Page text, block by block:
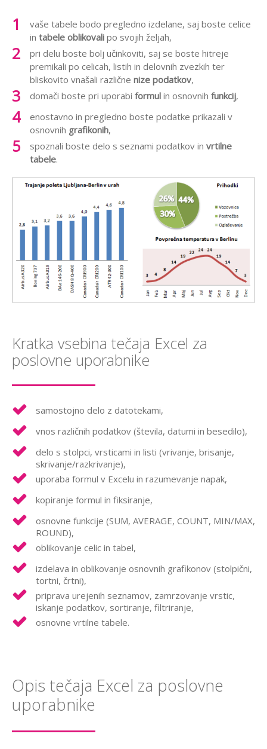
vaše tabele bodo pregledno izdelane, saj boste celice
in tabele oblikovali po svojih željah,
pri delu boste bolj učinkoviti, saj se boste hitreje
premikali po celicah, listih in delovnih zvezkih ter
bliskovito vnašali različne nize podatkov,
domači boste pri uporabi formul in osnovnih funkcij,
enostavno in pregledno boste podatke prikazali v
osnovnih grafikonih,
spoznali boste delo s seznami podatkov in vrtilne
tabele.
Kratka vsebina tečaja Excel za
poslovne uporabnike
samostojno delo z datotekami,
vnos različnih podatkov (števila, datumi in besedilo),
delo s stolpci, vrsticami in listi (vrivanje, brisanje,
skrivanje/razkrivanje),
uporaba formul v Excelu in razumevanje napak,
kopiranje formul in fiksiranje,
osnovne funkcije (SUM, AVERAGE, COUNT, MIN/MAX,
ROUND),
oblikovanje celic in tabel,
izdelava in oblikovanje osnovnih grafikonov (stolpični,
tortni, črtni),
priprava urejenih seznamov, zamrzovanje vrstic,
iskanje podatkov, sortiranje, filtriranje,
osnovne vrtilne tabele.
Opis tečaja Excel za poslovne
uporabnike